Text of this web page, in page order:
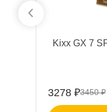
Kixx GX 7
3278 ₽3450 ₽